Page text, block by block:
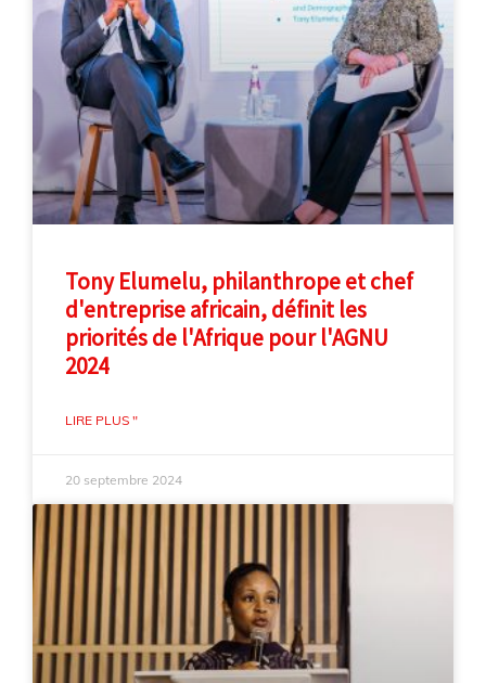
Tony Elumelu, philanthrope et chef
d'entreprise africain, définit les
priorités de l'Afrique pour l'AGNU
2024
LIRE PLUS "
20 septembre 2024